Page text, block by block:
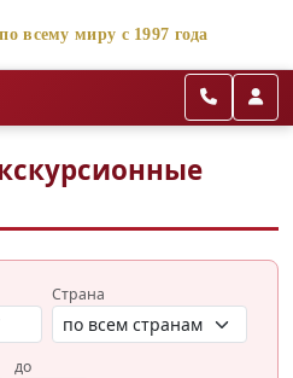
всему миру с 1997 года
Страна
до